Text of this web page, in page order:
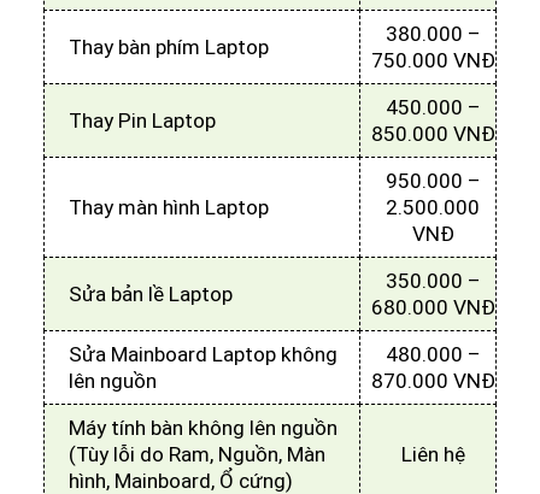
Thay bàn phím Laptop
380.000 –
750.000 VNĐ
Thay Pin Laptop
450.000 –
850.000 VNĐ
Thay màn hình Laptop
950.000 –
2.500.000
VNĐ
Sửa bản lề Laptop
350.000 –
680.000 VNĐ
Sửa Mainboard Laptop không
lên nguồn
480.000 –
870.000 VNĐ
Máy tính bàn không lên nguồn
(Tùy lỗi do Ram, Nguồn, Màn
hình, Mainboard, Ổ cứng)
Liên hệ